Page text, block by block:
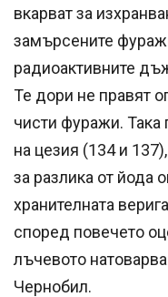
вкарват за
замърсените
радиоактивните
Те дори не правят
чисти фуражи. Така
на цезия (134 и
за разлика от йода
хранителната
според повечето
лъчевото
Чернобил.